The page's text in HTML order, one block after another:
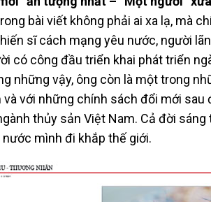
bài viết không phải ai xa lạ, mà
sĩ cách mạng yêu nước, người
có công đầu triển khai phát triển
những vậy, ông còn là một trong
và với những chính sách đổi mới
thủy sản Việt Nam. Cả đời
mình đi khắp thế giới.